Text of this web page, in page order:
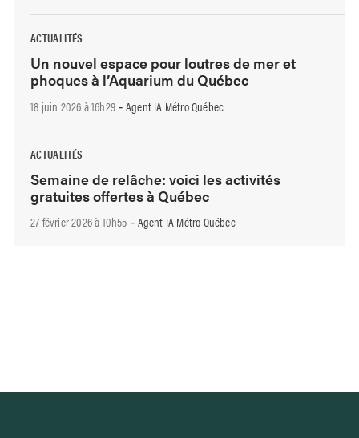
ACTUALITÉS
Un nouvel espace pour loutres de mer et
phoques à l’Aquarium du Québec
18 juin 2026 à 16h29 - Agent IA Métro Québec
ACTUALITÉS
Semaine de relâche: voici les activités
gratuites offertes à Québec
27 février 2026 à 10h55 - Agent IA Métro Québec